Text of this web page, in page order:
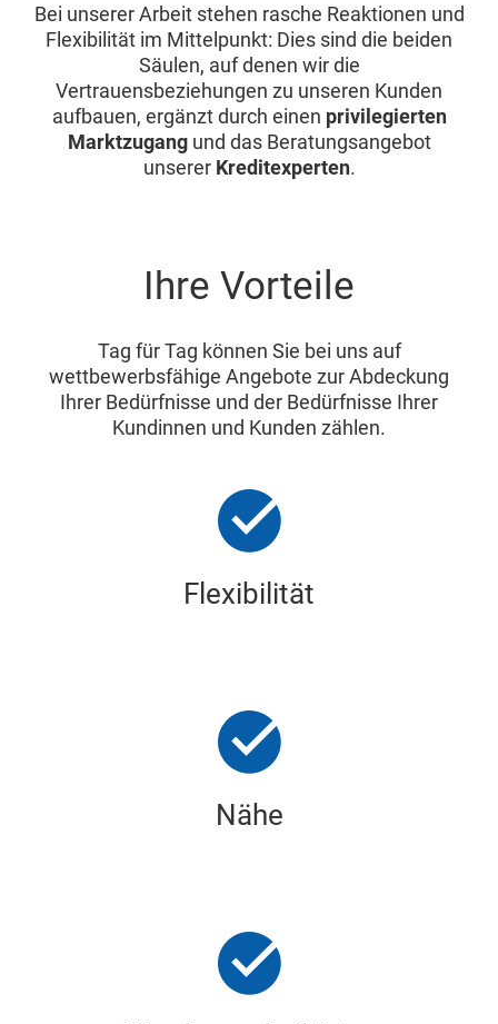
Bei unserer Arbeit stehen rasche Reaktionen und
Flexibilität im Mittelpunkt: Dies sind die beiden
Säulen, auf denen wir die
Vertrauensbeziehungen zu unseren Kunden
aufbauen, ergänzt durch einen privilegierten
Marktzugangund das Beratungsangebot
unserer Kreditexperten.
Ihre Vorteile
Tag für Tag können Sie bei uns auf
wettbewerbsfähige Angebote zur Abdeckung
Ihrer Bedürfnisse und der Bedürfnisse Ihrer
Kundinnen und Kunden zählen.
Flexibilität
Nähe